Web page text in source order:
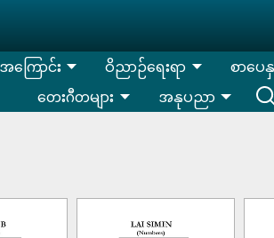
ကြောင်း ဝိညာဉ်ရေးရာ စာပေ
တေးဂီတများ
အနုပညာ